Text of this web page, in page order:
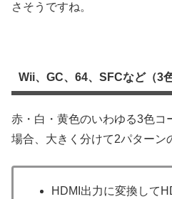
さそうですね。
Wii、GC、64、SFCなど（3
赤・白・黄色のいわゆる3色コ
場合、大きく分けて2パターン
HDMI出力に変換して